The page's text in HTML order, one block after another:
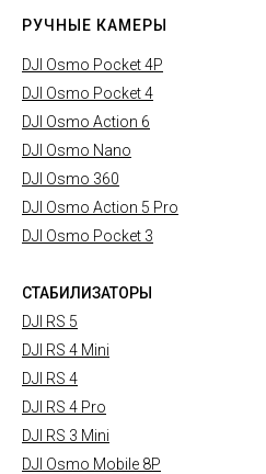
РУЧНЫЕ КАМЕРЫ
DJI Osmo Pocket 4P
DJI Osmo Pocket 4
DJI Osmo Action 6
DJI Osmo Nano
DJI Osmo 360
DJI Osmo Action 5 Pro
DJI Osmo Pocket 3
СТАБИЛИЗАТОРЫ
DJI RS 5
DJI RS 4 Mini
DJI RS 4
DJI RS 4 Pro
DJI RS 3 Mini
DJI Osmo Mobile 8P